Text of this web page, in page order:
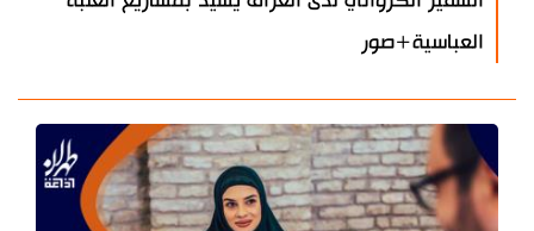
العباسية+صور